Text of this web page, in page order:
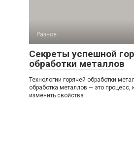
Разное
Секреты успешной
обработки металлов
Технологии горячей обработки
обработка металлов — это процесс,
изменить свойства